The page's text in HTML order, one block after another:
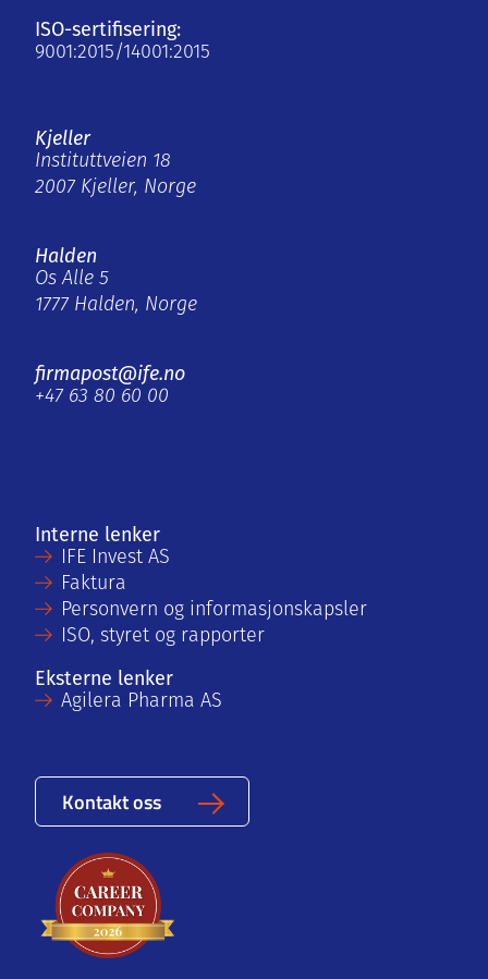
ISO-sertifisering:
9001:2015/14001:2015
Kjeller
Instituttveien 18
2007 Kjeller, Norge
Halden
Os Alle 5
1777 Halden, Norge
firmapost@ife.no
+47 63 80 60 00
Interne lenker
IFE Invest AS
Faktura
Personvern og informasjonskapsler
ISO, styret og rapporter
Eksterne lenker
Agilera Pharma AS
Kontakt oss